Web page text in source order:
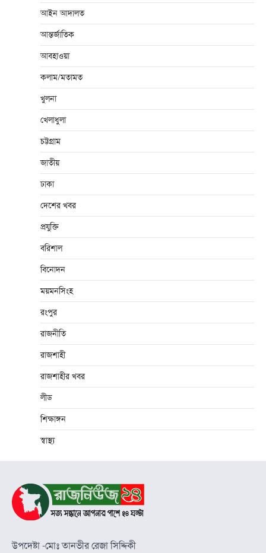
আইন আদালত
আন্তর্জাতিক
আবহাওয়া
কলাম/মতামত
খুলনা
খেলাধুলা
চট্টগ্রাম
জাতীয়
ঢাকা
দেশের খবর
প্রযুক্তি
বরিশাল
বিনোদন
ময়মনসিংহ
রংপুর
রাজনীতি
রাজশাহী
রাজশাহীর খবর
লীড
শিক্ষাঙ্গন
স্বাস্থ্য
উপদেষ্টা -মোঃ তানভীর রেজা সিদ্দিকী